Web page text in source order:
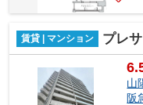
賃貸 | マンション プレサン
山
阪